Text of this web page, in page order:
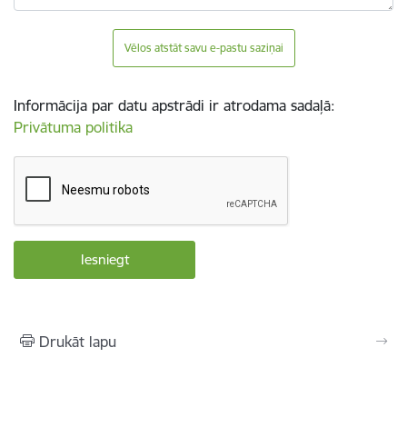
Vēlos atstāt savu e-pastu saziņai
Informācija par datu apstrādi ir atrodama sadaļā:
Privātuma politika
Drukāt lapu